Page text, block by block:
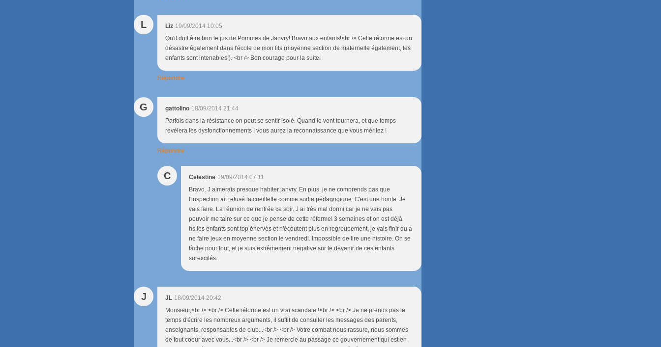
L Liz 19/09/2014 10:05
Qu'il doit être bon le jus de Pommes de Janvry! Bravo aux enfants!<br /> Cette réforme est un
désastre également dans l'école de mon fils (moyenne section de maternelle également, les
enfants sont intenables!). <br /> Bon courage pour la suite!
Répondre
G gattolino 18/09/2014 21:44
Parfois dans la résistance on peut se sentir isolé. Quand le vent tournera, et que temps
révèlera les dysfonctionnements ! vous aurez la reconnaissance que vous méritez !
Répondre
C Celestine 19/09/2014 07:11
Bravo. J aimerais presque habiter janvry. En plus, je ne comprends pas que
l'inspection ait refusé la cueillette comme sortie pédagogique. C'est une honte. Je
vais faire. La réunion de rentrée ce soir. J ai très mal dormi car je ne vais pas
pouvoir me taire sur ce que je pense de cette réforme! 3 semaines et on est déjà
hs.les enfants sont top énervés et n'écoutent plus en regroupement, je vais finir qu a
ne faire jeux en moyenne section le vendredi. Impossible de lire une histoire. On se
fâche pour tout, et je suis extrêmement negative sur le devenir de ces enfants
surexcités.
J JL 18/09/2014 20:42
Monsieur,<br /> <br /> Cette réforme est un vrai scandale !<br /> <br /> Je ne prends pas le
temps d'écrire les nombreux arguments, il suffit de consulter les messages des parents,
enseignants, responsables de club...<br /> <br /> Votre combat nous rassure, nous sommes
de tout coeur avec vous...<br /> <br /> Je remercie au passage ce gouvernement qui est en